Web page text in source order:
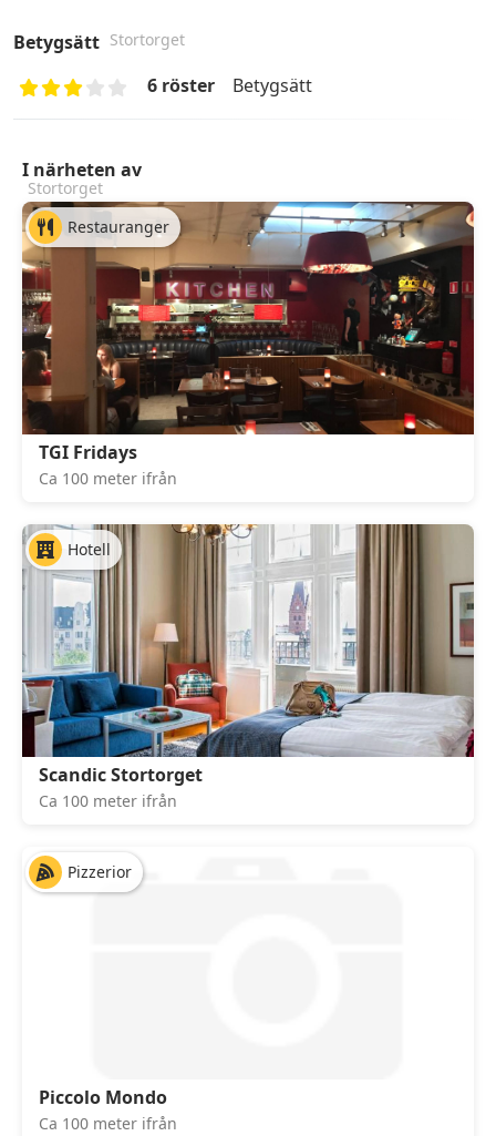
Betygsätt Stortorget
Betygsätt
6 röster
I närheten av
Stortorget
Restauranger
TGI Fridays
Ca 100 meter ifrån
Hotell
Scandic Stortorget
Ca 100 meter ifrån
Pizzerior
Piccolo Mondo
Ca 100 meter ifrån